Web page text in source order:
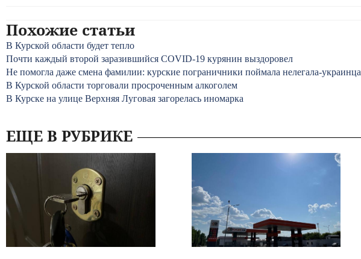
Похожие статьи
В Курской области будет тепло
Почти каждый второй заразившийся COVID-19 курянин выздоровел
Не помогла даже смена фамилии: курские пограничники поймала нелегала-украинца
В Курской области торговали просроченным алкоголем
В Курске на улице Верхняя Луговая загорелась иномарка
ЕЩЕ В РУБРИКЕ